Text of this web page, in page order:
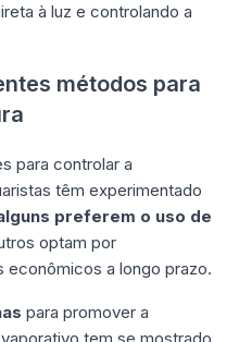
à luz e controlando a
métodos para
para controlar a
têm experimentado
preferem o uso de
optam por
econômicos a longo prazo.
para promover a